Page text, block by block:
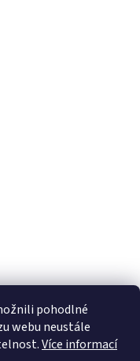
pohodlné
webu neustále
Více informací